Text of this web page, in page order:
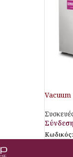
Vacuum
Σύνδεση
Κωδικός: